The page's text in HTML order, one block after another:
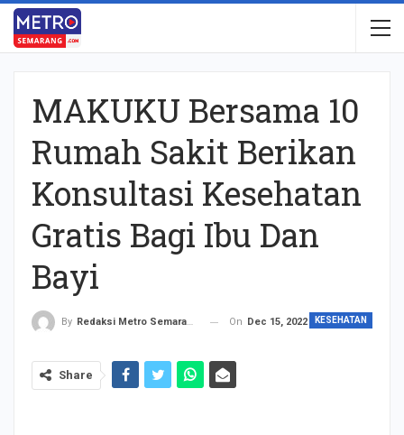
MAKUKU Bersama 10
Rumah Sakit Berikan
Konsultasi Kesehatan
Gratis Bagi Ibu Dan
Bayi
KESEHATAN
By Redaksi Metro Semarang On Dec 15, 2022
Share